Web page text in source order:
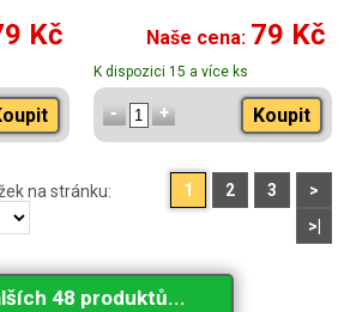
Kč Naše cena: 79 Kč
K dispozici 15 a více ks
Koupit
na stránku: 1 2 3
>
>|
48 produktů...